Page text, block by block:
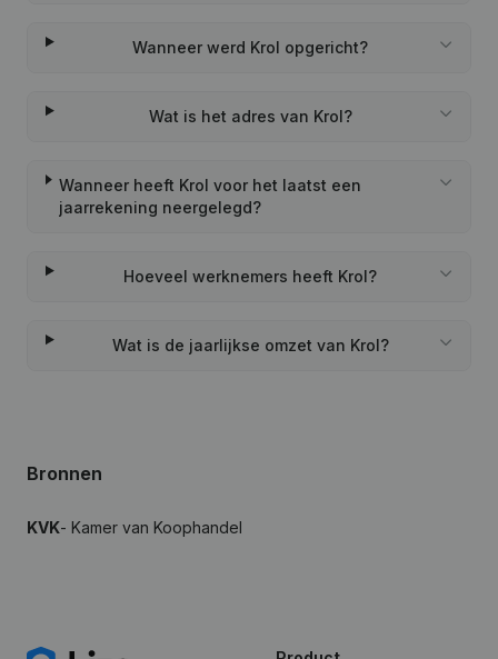
Wanneer werd Krol opgericht?
Wat is het adres van Krol?
Wanneer heeft Krol voor het laatst een
jaarrekening neergelegd?
Hoeveel werknemers heeft Krol?
Wat is de jaarlijkse omzet van Krol?
Bronnen
KVK- Kamer van Koophandel